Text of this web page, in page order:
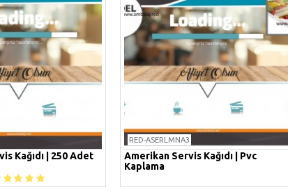
Kağıdı | 250 Adet
RED-ASERLMNA3
Amerikan Servis Kağıdı | Pvc
Kaplama